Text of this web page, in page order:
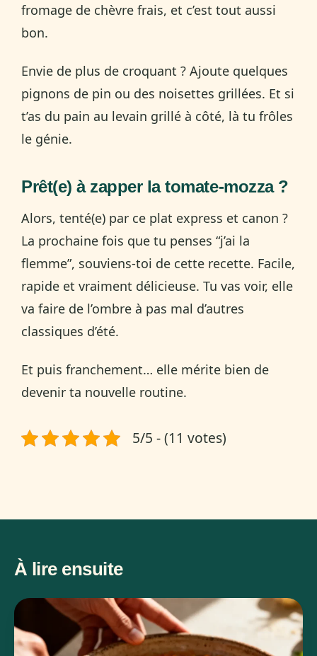
fromage de chèvre frais, et c’est tout aussi
bon.
Envie de plus de croquant ? Ajoute quelques
pignons de pin ou des noisettes grillées. Et si
t’as du pain au levain grillé à côté, là tu frôles
le génie.
Prêt(e) à zapper la tomate-mozza ?
Alors, tenté(e) par ce plat express et canon ?
La prochaine fois que tu penses “j’ai la
flemme”, souviens-toi de cette recette. Facile,
rapide et vraiment délicieuse. Tu vas voir, elle
va faire de l’ombre à pas mal d’autres
classiques d’été.
Et puis franchement… elle mérite bien de
devenir ta nouvelle routine.
5/5 - (11 votes)
À lire ensuite